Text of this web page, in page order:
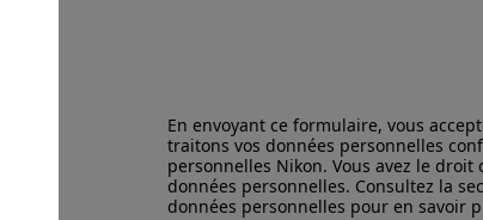
En envoyant ce formulaire, vous
traitons vos données personnelles
personnelles Nikon. Vous avez le
données personnelles. Consultez la
données personnelles pour en savoir